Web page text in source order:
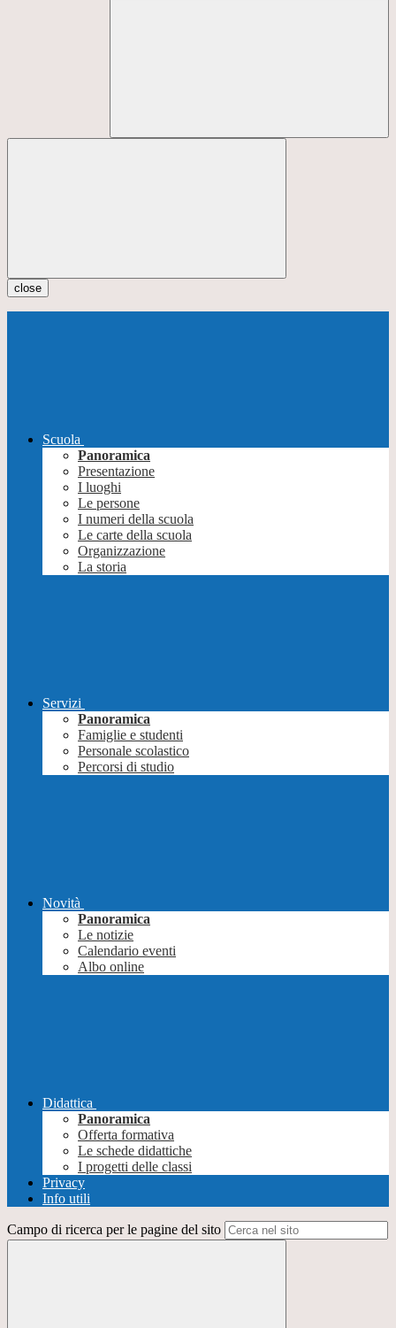
close
Scuola
Panoramica
Presentazione
I luoghi
Le persone
I numeri della scuola
Le carte della scuola
Organizzazione
La storia
Servizi
Panoramica
Famiglie e studenti
Personale scolastico
Percorsi di studio
Novità
Panoramica
Le notizie
Calendario eventi
Albo online
Didattica
Panoramica
Offerta formativa
Le schede didattiche
I progetti delle classi
Privacy
Info utili
Campo di ricerca per le pagine del sito